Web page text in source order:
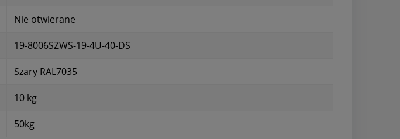
Nie otwierane
19-8006SZWS-19-4U-40-DS
Szary RAL7035
10 kg
50kg